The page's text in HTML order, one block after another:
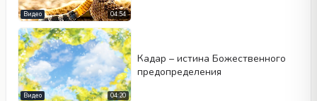
04:54
Видео
04:20
Видео
Кадар – истина Божественного
предопределения